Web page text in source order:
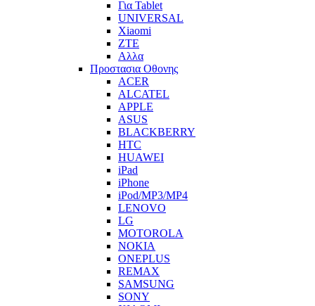
Για Tablet
UNIVERSAL
Xiaomi
ZTE
Αλλα
Προστασια Οθονης
ACER
ALCATEL
APPLE
ASUS
BLACKBERRY
HTC
HUAWEI
iPad
iPhone
iPod/MP3/MP4
LENOVO
LG
MOTOROLA
NOKIA
ONEPLUS
REMAX
SAMSUNG
SONY